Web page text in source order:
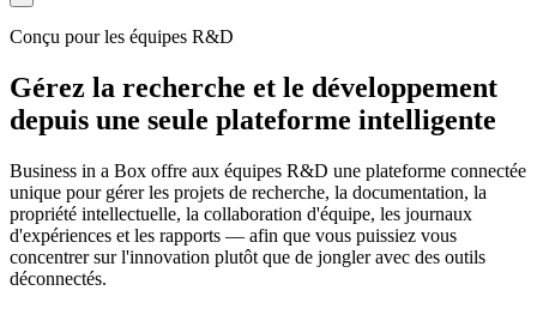
Conçu pour les équipes R&D
Gérez la recherche et le développement
depuis une seule plateforme intelligente
Business in a Box offre aux équipes R&D une plateforme connectée
unique pour gérer les projets de recherche, la documentation, la
propriété intellectuelle, la collaboration d'équipe, les journaux
d'expériences et les rapports — afin que vous puissiez vous
concentrer sur l'innovation plutôt que de jongler avec des outils
déconnectés.